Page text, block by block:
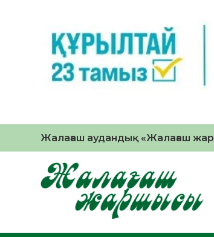
Жалағаш аудандық «Жалағаш